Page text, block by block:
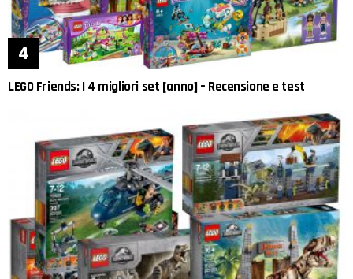
LEGO Friends: I 4 migliori set [anno] – Recensione e test